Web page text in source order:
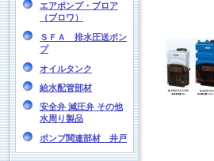
エアポンプ・ブロア
（ブロワ）
ＳＦＡ 排水圧送ポン
プ
オイルタンク
給水配管部材
安全弁 減圧弁 その他
水周り製品
ポンプ関連部材 井戸